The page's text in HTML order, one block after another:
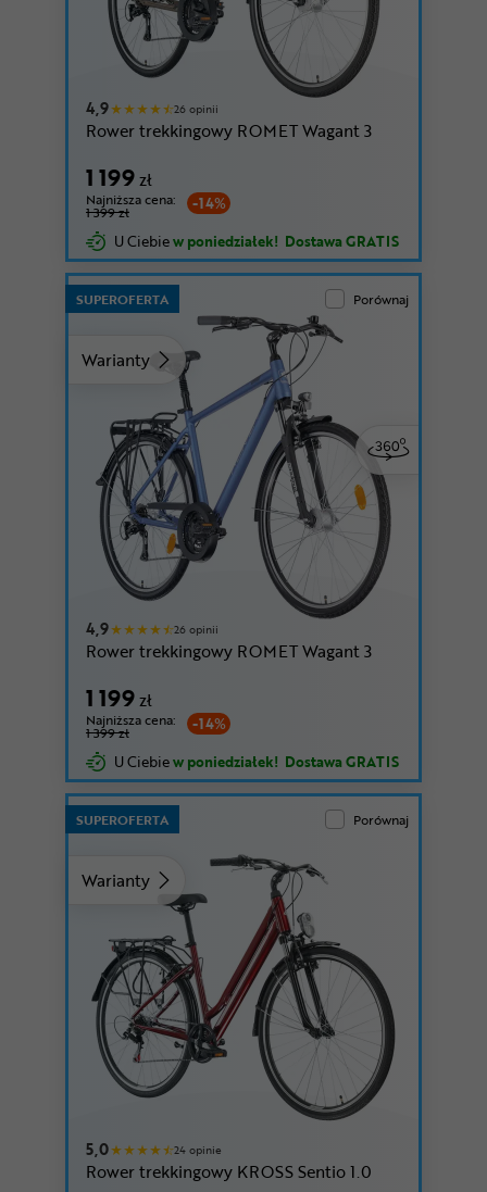
4,9 26 opinii
Rower trekkingowy ROMET Wagant 3
1 199zł
-14%
Najniższa cena:
1 399 zł
U Ciebiew poniedziałek! Dostawa GRATIS
Warianty
SUPEROFERTA Porównaj
4,9 26 opinii
Rower trekkingowy ROMET Wagant 3
1 199zł
-14%
Najniższa cena:
1 399 zł
U Ciebiew poniedziałek! Dostawa GRATIS
Warianty
SUPEROFERTA Porównaj
5,0 24 opinie
Rower trekkingowy KROSS Sentio 1.0